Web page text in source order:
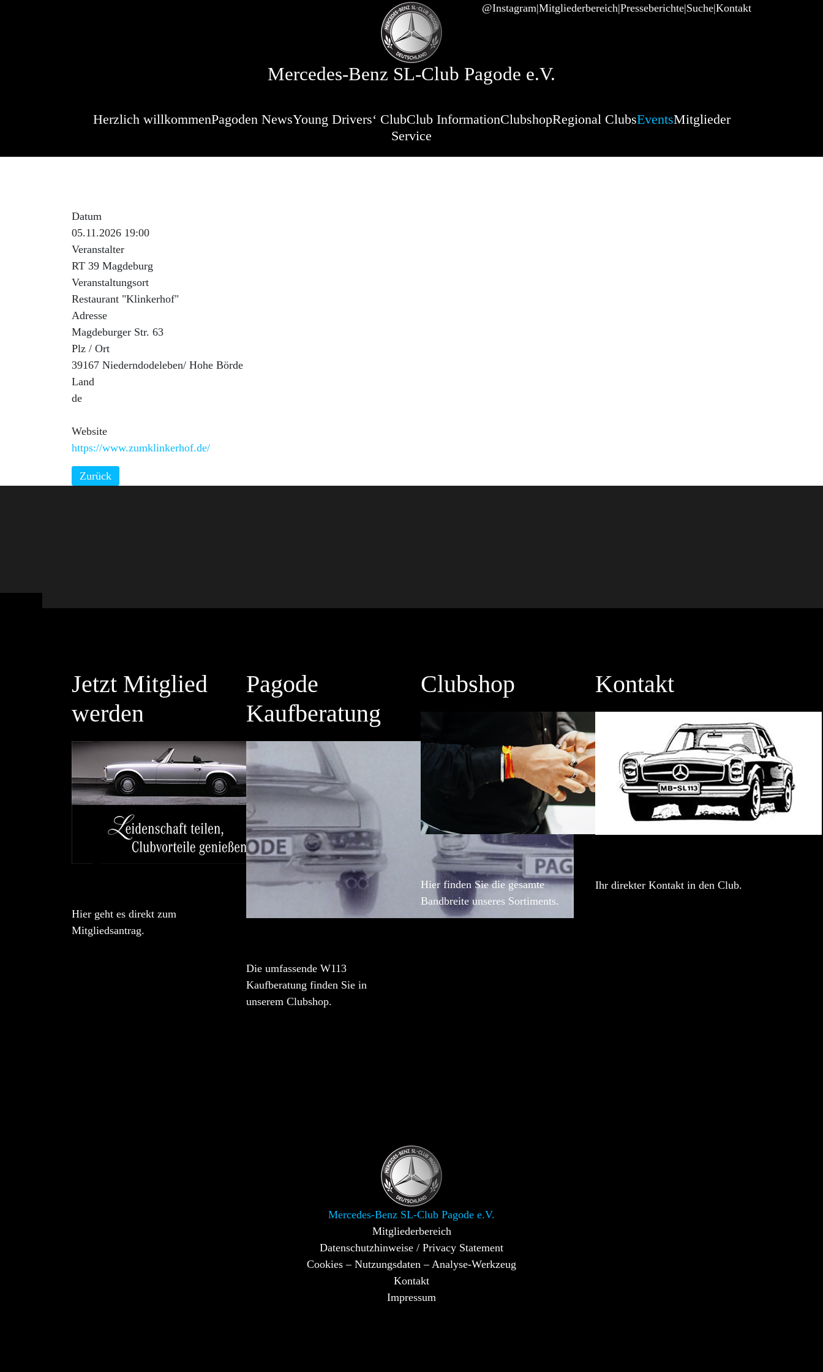
@Instagram Mitgliederbereich Presseberichte Suche Kontakt
Mercedes-Benz SL-Club Pagode e.V.
Herzlich willkommenPagoden NewsYoung Drivers‘ ClubClub InformationClubshopRegional ClubsEventsMitglieder
Service
Datum
05.11.2026 19:00
Veranstalter
RT 39 Magdeburg
Veranstaltungsort
Restaurant "Klinkerhof"
Adresse
Magdeburger Str. 63
Plz / Ort
39167 Niederndodeleben/ Hohe Börde
Land
de
Website
https://www.zumklinkerhof.de/
Zurück
Jetzt Mitglied
werden
Hier geht es direkt zum
Mitgliedsantrag.
Pagode
Kaufberatung
Die umfassende W113
Kaufberatung finden Sie in
unserem Clubshop.
Clubshop
Hier finden Sie die gesamte
Bandbreite unseres Sortiments.
Kontakt
Ihr direkter Kontakt in den Club.
Mercedes-Benz SL-Club Pagode e.V.
Mitgliederbereich
Datenschutzhinweise / Privacy Statement
Cookies – Nutzungsdaten – Analyse-Werkzeug
Kontakt
Impressum